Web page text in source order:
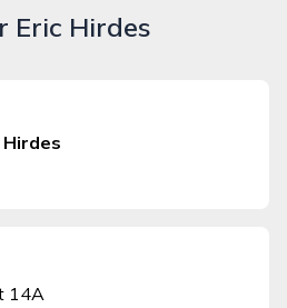
Eric Hirdes
14A